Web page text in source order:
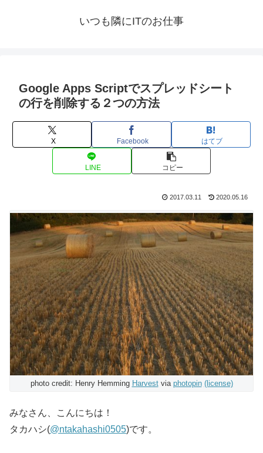
いつも隣にITのお仕事
Google Apps Scriptでスプレッドシート
の行を削除する２つの方法
X Facebook はてブ
LINE コピー
2017.03.11 2020.05.16
photo credit: Henry Hemming Harvestvia photopin (license)
みなさん、こんにちは！
タカハシ(@ntakahashi0505)です。